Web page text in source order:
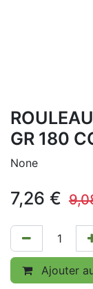
GR 180
None
7,26 €
Ajouter